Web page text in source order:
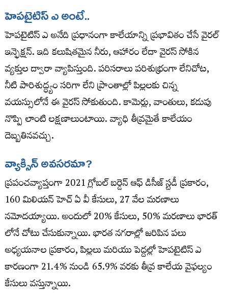
హెపటైటిస్ ఎ అంటే..
హెపటైటిస్ ఎ అనేది ప్రధానంగా కాలేయాన్ని ప్రభావితం చేసే వైరల్
ఇన్ఫెక్షన్. ఇది కలుషితమైన నీరు, ఆహారం లేదా వైరస్ సోకిన
వ్యక్తుల ద్వారా వ్యాపిస్తుంది. పరిసరాలు పరిశుభ్రంగా లేనిచోట,
నీటి పారిశుద్ధ్యం సరిగా లేని ప్రాంతాల్లో పిల్లలకు చిన్న
వయస్సులోనే ఈ వైరస్‌ సోకుతుంది. కామెర్లు, వాంతులు, కడుపు
నొప్పి లాంటి లక్షణాలుంటాయి. వ్యాధి తీవ్రమైతే కాలేయం
దెబ్బతినవచ్చు.
వ్యాక్సిన్ అవసరమా?
ప్రపంచవ్యాప్తంగా 2021 గ్లోబల్ బర్డెన్ ఆఫ్ డిసీజ్ స్టడీ ప్రకారం,
160 మిలియన్‌ హెచ్ ఏ వీ కేసులు, 27 వేల మరణాలు
నమోదయ్యాయి. అందులో 20% కేసులు, 50% మరణాలు భారత్​
లోనే చోటు చేసుకున్నాయి. భారత నగరాల్లో జరిపిన పలు
అధ్యయనాల ప్రకారం, పిల్లలు మరియు పెద్దల్లో హెపటైటిస్ ఎ
కారణంగా 21.4% నుండి 65.9% వరకు తీవ్ర కాలేయ వైఫల్యం
కేసులు వస్తున్నాయి.